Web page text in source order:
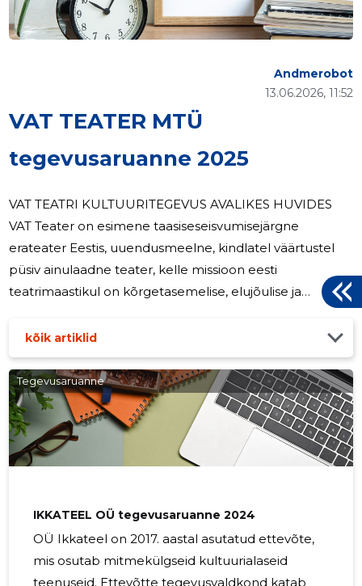
VAT TEATER MTÜ
tegevusaruanne 2025
13.06.2026, 11:52
Andmerobot
VAT TEATRI KULTUURITEGEVUS AVALIKES HUVIDES
VAT Teater on esimene taasiseseisvumisejärgne
erateater Eestis, uuendusmeelne, kindlatel väärtustel
püsiv ainulaadne teater, kelle missioon eesti
teatrimaastikul on kõrgetasemelise, elujõulise ja
süsteemne läbipõimitus haridustegevustega, mis
aitavad väärtustada ja arendada publikut, kõnetada
ühiskonda ja väärtustada professionaalset ning
pühendunud teatritegu. Teater tegutseb järjepidevalt ja
järjekindlalt euroopa teatriskeenel, levitamaks oma
agendat noore vaataja teatri tähtsusest. Teater on viinud
kõik artiklid
Tegevusaruanne
IKKATEEL OÜ tegevusaruanne 2024
OÜ Ikkateel on 2017. aastal asutatud ettevõte,
mis osutab mitmekülgseid kultuurialaseid
teenuseid. Ettevõtte tegevusvaldkond katab